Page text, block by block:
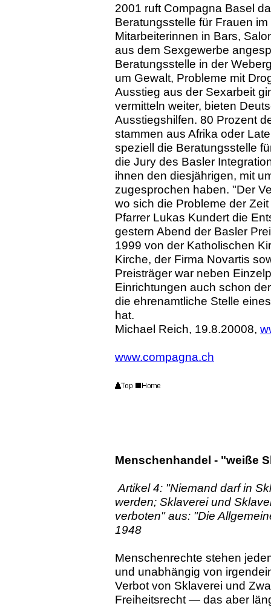
2001 ruft Compagna Basel
Beratungsstelle für Frauen
Mitarbeiterinnen in Bars,
aus dem Sexgewerbe
Beratungsstelle in der
um Gewalt, Probleme mit
Ausstieg aus der Sexarbeit
vermitteln weiter, bieten
Ausstiegshilfen. 80 Prozent
stammen aus Afrika oder
speziell die Beratungsstelle
die Jury des Basler
ihnen den diesjährigen, mit
zugesprochen haben. "Der
wo sich die Probleme der
Pfarrer Lukas Kundert die
gestern Abend der Basler
1999 von der Katholischen
Kirche, der Firma Novartis
Preisträger war neben
Einrichtungen auch schon
die ehrenamtliche Stelle
hat.
Michael Reich, 19.8.20008,
www.compagna.ch
Menschenhandel - "weiße
Artikel 4: "Niemand darf in
werden; Sklaverei und
verboten" aus: "Die
1948
Menschenrechte stehen
und unabhängig von
Verbot von Sklaverei und
Freiheitsrecht — das aber